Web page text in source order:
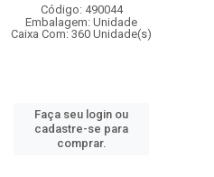
Código: 490044
Embalagem: Unidade
Caixa Com: 360 Unidade(s)
Faça seu login ou
cadastre-se para
comprar.